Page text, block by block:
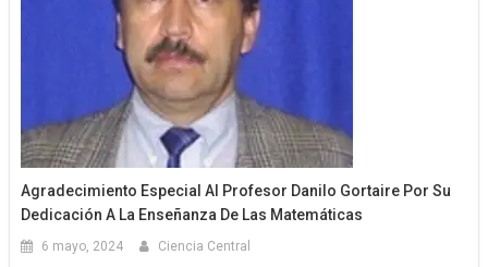
Agradecimiento Especial Al Profesor Danilo Gortaire Por Su
Dedicación A La Enseñanza De Las Matemáticas
6 mayo, 2024 Ciencia Central